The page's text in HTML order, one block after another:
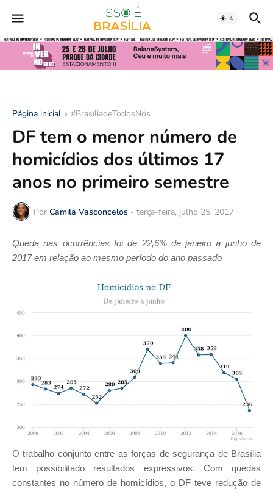
Página inicial #BrasíliadeTodosNós
DF tem o menor número de
homicídios dos últimos 17
anos no primeiro semestre
Por Camila Vasconcelos - terça-feira, julho 25, 2017
Queda nas ocorrências foi de 22,6% de janeiro a junho de
2017 em relação ao mesmo período do ano passado
O trabalho conjunto entre as forças de segurança de Brasília
tem possibilitado resultados expressivos. Com quedas
constantes no número de homicídios, o DF teve redução de